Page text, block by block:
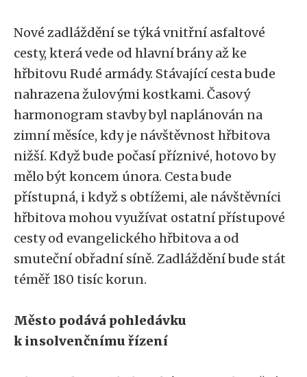
Nové zadláždění se týká vnitřní asfaltové
cesty, která vede od hlavní brány až ke
hřbitovu Rudé armády. Stávající cesta bude
nahrazena žulovými kostkami. Časový
harmonogram stavby byl naplánován na
zimní měsíce, kdy je návštěvnost hřbitova
nižší. Když bude počasí příznivé, hotovo by
mělo být koncem února. Cesta bude
přístupná, i když s obtížemi, ale návštěvníci
hřbitova mohou využívat ostatní přístupové
cesty od evangelického hřbitova a od
smuteční obřadní síně. Zadláždění bude stát
téměř 180 tisíc korun.
Město podává pohledávku
k insolvenčnímu řízení